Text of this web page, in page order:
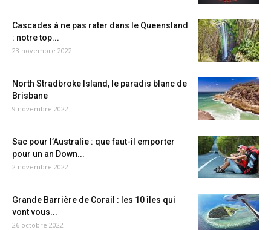
Cascades à ne pas rater dans le Queensland
: notre top...
23 novembre 2022
North Stradbroke Island, le paradis blanc de
Brisbane
9 novembre 2022
Sac pour l’Australie : que faut-il emporter
pour un an Down...
2 novembre 2022
Grande Barrière de Corail : les 10 îles qui
vont vous...
26 octobre 2022